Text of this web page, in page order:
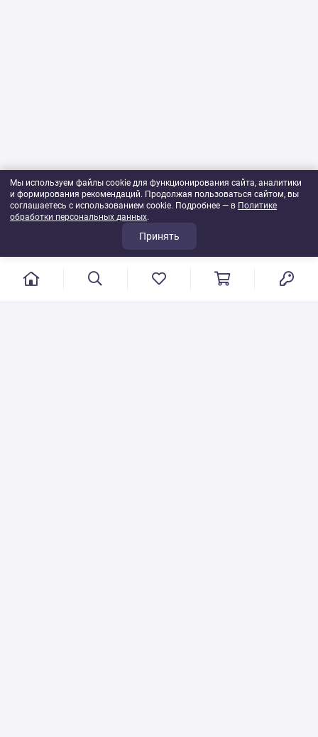
Мы используем файлы cookie для функционирования сайта, аналитики
и формирования рекомендаций. Продолжая пользоваться сайтом, вы
соглашаетесь с использованием cookie. Подробнее — в Политике
обработки персональных данных.
Принять